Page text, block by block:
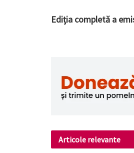
Ediția completă a
Articole relevante